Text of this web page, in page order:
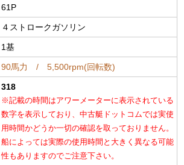
61P
４ストロークガソリン
1基
90馬力 / 5,500rpm(回転数)
318
※記載の時間はアワーメーターに表示されている
数字を表示しており、中古艇ドットコムでは実使
用時間かどうか一切の確認を取っておりません。
船によっては実際の使用時間と大きく異なる可能
性もありますのでご注意下さい。